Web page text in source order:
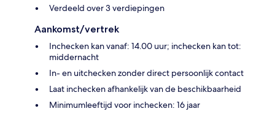
Verdeeld over 3 verdiepingen
Aankomst/vertrek
Inchecken kan vanaf: 14.00 uur; inchecken kan tot:
middernacht
In- en uitchecken zonder direct persoonlijk contact
Laat inchecken afhankelijk van de beschikbaarheid
Minimumleeftijd voor inchecken: 16 jaar